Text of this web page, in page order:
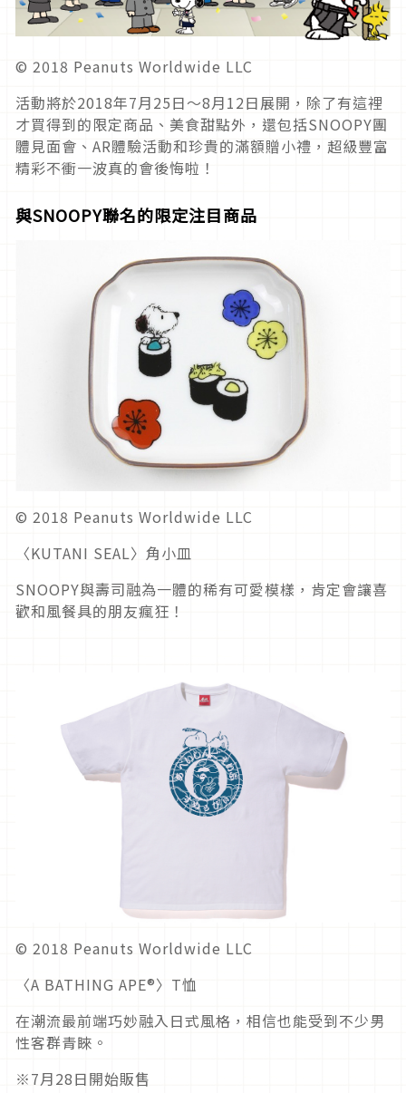
© 2018 Peanuts Worldwide LLC
活動將於2018年7月25日～8月12日展開，除了有這裡
才買得到的限定商品、美食甜點外，還包括SNOOPY團
體見面會、AR體驗活動和珍貴的滿額贈小禮，超級豐富
精彩不衝一波真的會後悔啦！
與SNOOPY聯名的限定注目商品
© 2018 Peanuts Worldwide LLC
〈KUTANI SEAL〉角小皿
SNOOPY與壽司融為一體的稀有可愛模樣，肯定會讓喜
歡和風餐具的朋友瘋狂！
© 2018 Peanuts Worldwide LLC
〈A BATHING APE®〉T恤
在潮流最前端巧妙融入日式風格，相信也能受到不少男
性客群青睞。
※7月28日開始販售